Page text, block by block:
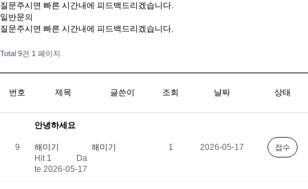
질문주시면 빠른 시간내에 피드백드리겠습니다.
일반문의
질문주시면 빠른 시간내에 피드백드리겠습니다.
Total 9건 1 페이지
번호 제목 글쓴이 조회 날짜 상태
9
안녕하세요
해미기
Hit 1
Da
te 2026-05-17
해미기 1 2026-05-17 접수